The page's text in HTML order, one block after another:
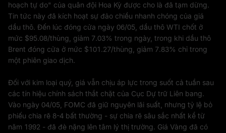
hoạch tự do" của quân đội Hoa Kỳ được cho là đã tạm dừng.
Tin tức này đã kích hoạt sự đảo chiều nhanh chóng của giá
dầu thô. Đến lúc đóng cửa ngày 06/05, dầu thô WTI chốt ở
mức $95.08/thùng, giảm 7.03% trong ngày, trong khi dầu thô
Brent đóng cửa ở mức $101.27/thùng, giảm 7.83% chỉ trong
một phiên giao dịch.
Đối với kim loại quý, giá vẫn chịu áp lực trong suốt cả tuần sau
các tín hiệu chính sách thắt chặt của Cục Dự trữ Liên bang.
Vào ngày 04/05, FOMC đã giữ nguyên lãi suất, nhưng tỷ lệ bỏ
phiếu chia rẽ 8-4 bất thường - sự chia rẽ sâu sắc nhất kể từ
năm 1992 - đã đè nặng lên tâm lý thị trường. Giá Vàng đã có